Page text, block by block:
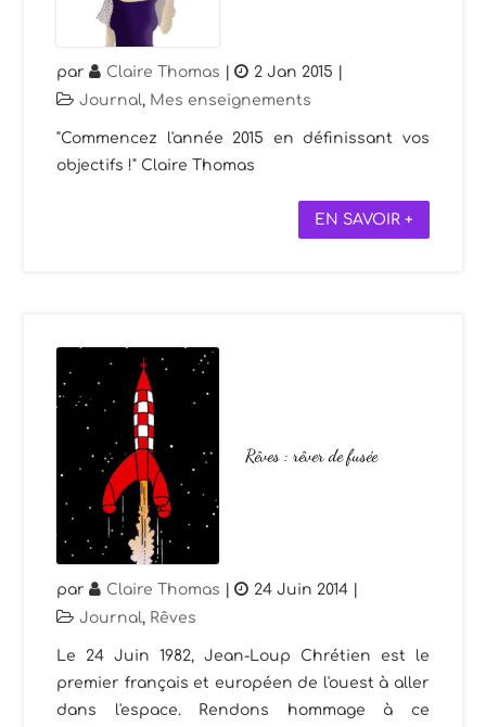
par Claire Thomas | 2 Jan 2015 |
Journal, Mes enseignements
"Commencez l'année 2015 en définissant vos
objectifs !" Claire Thomas
EN SAVOIR +
Rêves : rêver de fusée
par Claire Thomas | 24 Juin 2014 |
Journal, Rêves
Le 24 Juin 1982, Jean-Loup Chrétien est le
premier français et européen de l'ouest à aller
dans l'espace. Rendons hommage à ce